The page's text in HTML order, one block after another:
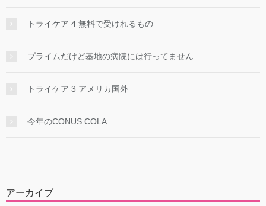
トライケア 4 無料で受けれるもの
プライムだけど基地の病院には行ってません
トライケア 3 アメリカ国外
今年のCONUS COLA
アーカイブ